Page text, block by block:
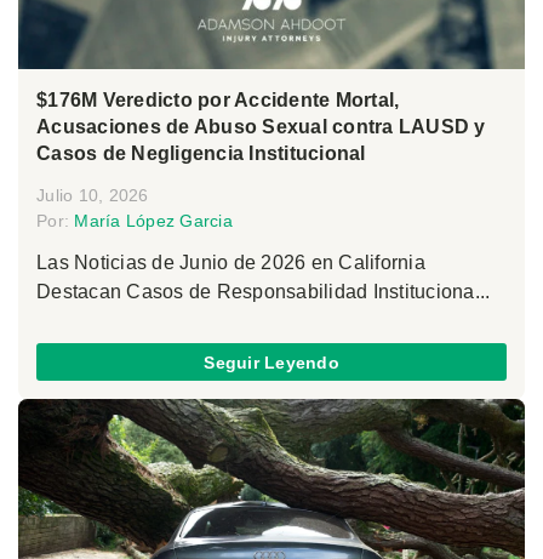
$176M Veredicto por Accidente Mortal,
Acusaciones de Abuso Sexual contra LAUSD y
Casos de Negligencia Institucional
Julio 10, 2026
Por: María López Garcia
Las Noticias de Junio de 2026 en California
Destacan Casos de Responsabilidad Instituciona...
Seguir Leyendo